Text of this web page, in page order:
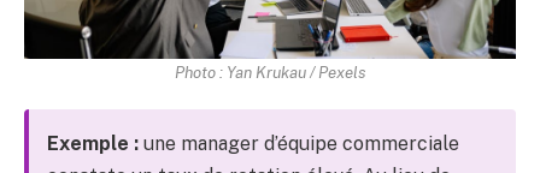
Photo : Yan Krukau / Pexels
Exemple : une manager d’équipe commerciale